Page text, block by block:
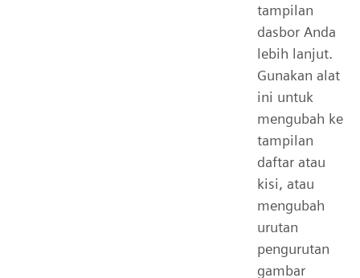
tampilan
dasbor Anda
lebih lanjut.
Gunakan alat
ini untuk
mengubah ke
tampilan
daftar atau
kisi, atau
mengubah
urutan
pengurutan
gambar